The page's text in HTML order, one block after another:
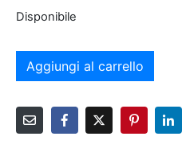
Disponibile
Aggiungi al carrello